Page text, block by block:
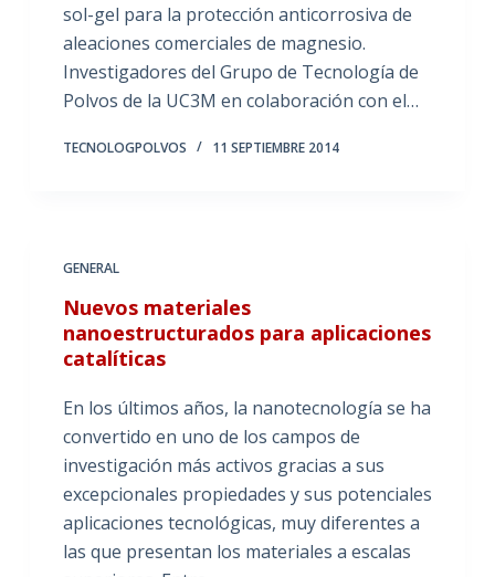
sol-gel para la protección anticorrosiva de
aleaciones comerciales de magnesio.
Investigadores del Grupo de Tecnología de
Polvos de la UC3M en colaboración con el…
TECNOLOGPOLVOS 11 SEPTIEMBRE 2014
GENERAL
Nuevos materiales
nanoestructurados para aplicaciones
catalíticas
En los últimos años, la nanotecnología se ha
convertido en uno de los campos de
investigación más activos gracias a sus
excepcionales propiedades y sus potenciales
aplicaciones tecnológicas, muy diferentes a
las que presentan los materiales a escalas